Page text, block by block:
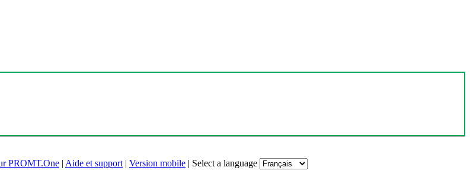
PROMT.One | Aide et support | Version mobile | Select a language